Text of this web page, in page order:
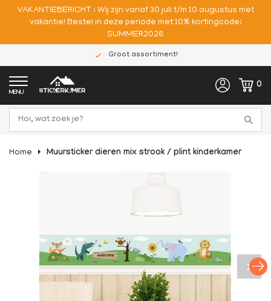
VAKANTIEBERICHT : Wij zijn vanaf 30 juli t/m 10 augustus met
vakantie! Bestel in deze periode met 10% kortingcode:
SUMMER2026
Groot assortiment!
MENU
0
Home Muursticker dieren mix strook / plint kinderkamer